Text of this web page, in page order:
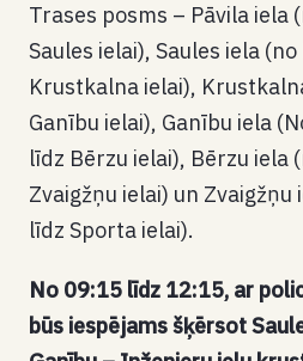
Trases posms – Pāvila iela
Saules ielai), Saules iela
Krustkalna ielai),
Ganību ielai), Ganību iela
līdz Bērzu ielai), Bērzu iela
Zvaigžņu ielai) un Zvaigžņu
līdz Sporta ielai).
No 09:15 līdz 12:15, ar
būs iespējams šķērsot